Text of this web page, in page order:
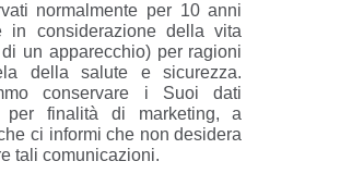
normalmente per 10 anni
in considerazione della vita
un apparecchio) per ragioni
della salute e sicurezza.
conservare i Suoi dati
per finalità di marketing, a
ci informi che non desidera
tali comunicazioni.